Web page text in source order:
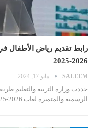
رابط تقديم رياض الأطفال
2026-2025
SALEEM مايو 17, 2024
حددت وزارة التربية والتعليم
الرسمية والمتميزة لغات 2026-2025 ، موضحة رابط…